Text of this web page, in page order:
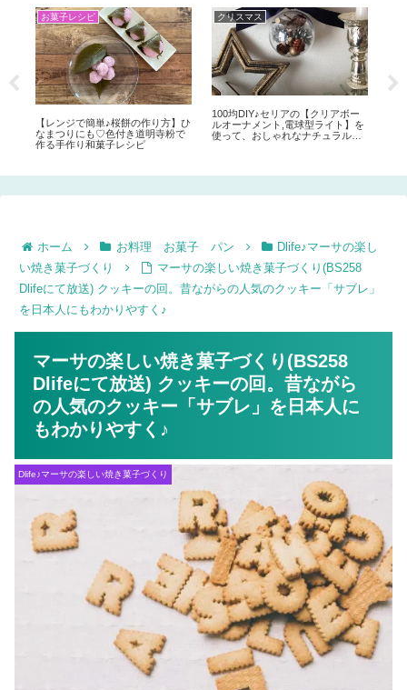
リスマス
ーナメント,電球型ライト】を
て、おしゃれなナチュラル系
スマスオーナメントや飾りを
夏休みの工作&自由研究♪
【小さなお人形用キッチンを100均
DIYで♪ 】余った材料でキッチン照
明も。子供の夏休みの工作におす
すめ♪子供と手作りリカちゃんハウ
ス②
夏休みの工作
ダンボールや
【自動販売機
貯金箱の作
子供向け。
箱に♪
ホーム お料理 お菓子 パン
Dlife♪マーサの楽し
い焼き菓子づくり
マーサの楽しい焼き菓子づくり(BS258
Dlifeにて放送) クッキーの回。昔ながらの人気のクッキー「サブレ」
を日本人にもわかりやすく♪
マーサの楽しい焼き菓子づくり(BS258
Dlifeにて放送) クッキーの回。昔ながら
の人気のクッキー「サブレ」を日本人に
もわかりやすく♪
Dlife♪マーサの楽しい焼き菓子づくり